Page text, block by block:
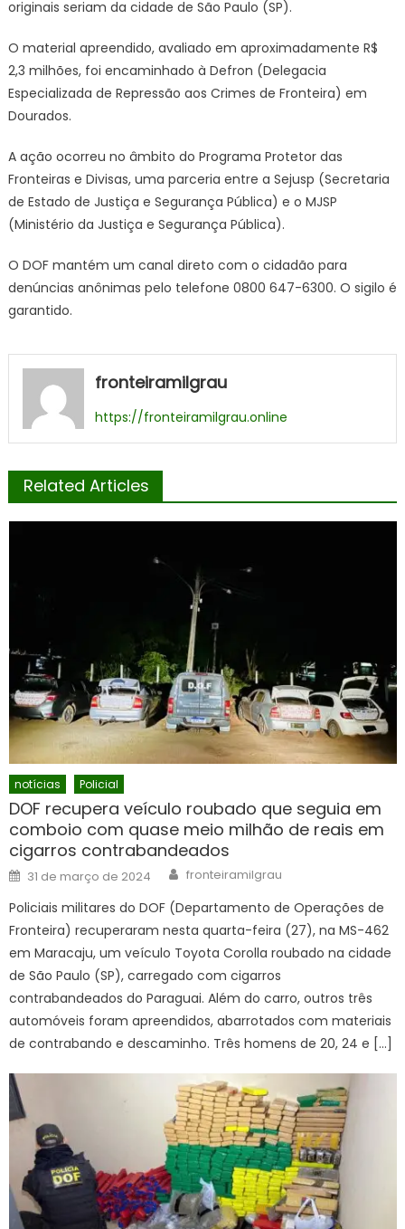
originais seriam da cidade de São Paulo (SP).
O material apreendido, avaliado em aproximadamente R$
2,3 milhões, foi encaminhado à Defron (Delegacia
Especializada de Repressão aos Crimes de Fronteira) em
Dourados.
A ação ocorreu no âmbito do Programa Protetor das
Fronteiras e Divisas, uma parceria entre a Sejusp (Secretaria
de Estado de Justiça e Segurança Pública) e o MJSP
(Ministério da Justiça e Segurança Pública).
O DOF mantém um canal direto com o cidadão para
denúncias anônimas pelo telefone 0800 647-6300. O sigilo é
garantido.
fronteiramilgrau
https://fronteiramilgrau.online
Related Articles
notícias Policial
DOF recupera veículo roubado que seguia em
comboio com quase meio milhão de reais em
cigarros contrabandeados
Posted
on
31 de março de 2024 Author
fronteiramilgrau
Policiais militares do DOF (Departamento de Operações de
Fronteira) recuperaram nesta quarta-feira (27), na MS-462
em Maracaju, um veículo Toyota Corolla roubado na cidade
de São Paulo (SP), carregado com cigarros
contrabandeados do Paraguai. Além do carro, outros três
automóveis foram apreendidos, abarrotados com materiais
de contrabando e descaminho. Três homens de 20, 24 e […]